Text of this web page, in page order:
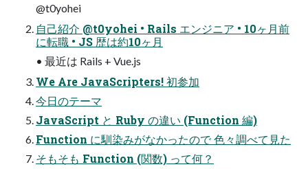
@t0yohei
自己紹介 @t0yohei • Rails エンジニア • 10ヶ月前
に転職 • JS 歴は約10ヶ月
• 最近は Rails + Vue.js
We Are JavaScripters! 初参加
今日のテーマ
JavaScript と Ruby の違い (Function 編)
Function に馴染みがなかったので 色々調べて見た
そもそも Function (関数) って何？